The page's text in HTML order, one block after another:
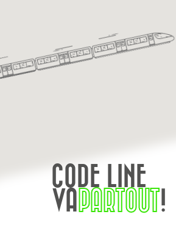
CODE LINE
VAPARTOUT!